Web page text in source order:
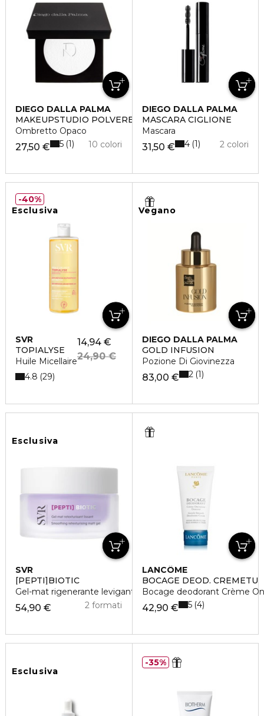
DIEGO DALLA PALMA
MAKEUPSTUDIO POLVERE COMPATTA PER OCCHI
Ombretto Opaco
27,50 € 10 colori
5 1
DIEGO DALLA PALMA
MASCARA CIGLIONE
Mascara
31,50 € 2 colori
4 1
Esclusiva
SVR
TOPIALYSE
Huile Micellaire
14,94 €
24,90 €
4.8 29
40%
Vegano
DIEGO DALLA PALMA
GOLD INFUSION
Pozione Di Giovinezza
83,00 € 2 1
Esclusiva
SVR
[PEPTI]BIOTIC
Gel-mat rigenerante levigante
54,90 € 2 formati
LANCÔME
BOCAGE DEOD. CREMETU
Bocage deodorant Crème
42,90 € 5 4
Esclusiva
35%